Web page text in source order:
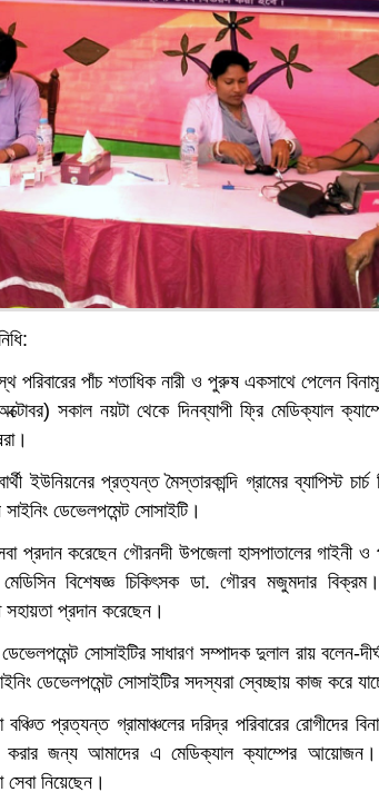
পরিবারের পাঁচ শতাধিক নারী ও পুরুষ একসাথে পেলেন
সকাল নয়টা থেকে দিনব্যাপী ফ্রি মেডিক্যাল
ইউনিয়নের প্রত্যন্ত মৈস্তারকান্দি গ্রামের ব্যাপিস্ট
ডেভেলপমেন্ট সোসাইটি।
প্রদান করেছেন গৌরনদী উপজেলা হাসপাতালের গাইনী
বিশেষজ্ঞ চিকিৎসক ডা. গৌরব মজুমদার
সহায়তা প্রদান করেছেন।
সোসাইটির সাধারণ সম্পাদক দুলাল রায় বলেন-
ডেভেলপমেন্ট সোসাইটির সদস্যরা স্বেচ্ছায় কাজ করে
বঞ্চিত প্রত্যন্ত গ্রামাঞ্চলের দরিদ্র পরিবারের রোগীদের
করার জন্য আমাদের এ মেডিক্যাল ক্যাম্পের আয়োজন।
সেবা নিয়েছেন।